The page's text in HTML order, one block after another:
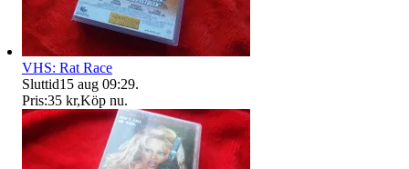
VHS: Rat Race
Sluttid15 aug 09:29.
Pris:35 kr,Köp nu.